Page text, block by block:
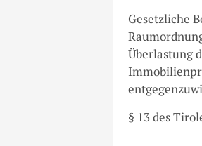
Gesetzliche
Überlastung
§ 13 des